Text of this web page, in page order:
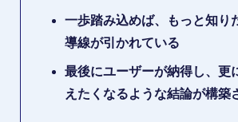
一歩踏み込めば、もっと知り
導線が引かれている
最後にユーザーが納得し、更
えたくなるような結論が構築